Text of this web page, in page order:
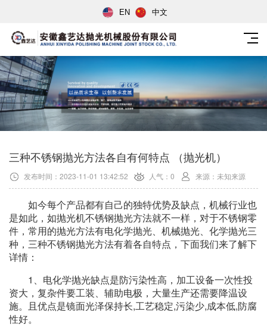
EN 中文
三种不锈钢抛光方法各自有何特点 （抛光机）
发布时间：2023-11-01 13:42:52 人气：0 来源：未知来源
如今每个产品都有自己的独特优势及缺点，机械行业也
是如此，如抛光机不锈钢抛光方法就不一样，对于不锈钢零
件，常用的抛光方法有电化学抛光、机械抛光、化学抛光三
种，三种不锈钢抛光方法有着各自特点，下面我们来了解下
详情：
1、电化学抛光缺点是防污染性高，加工设备一次性投
资大，复杂件要工装、辅助电极，大量生产还需要降温设
施。且优点是镜面光泽保持长,工艺稳定,污染少,成本低,防腐
性好。